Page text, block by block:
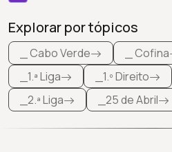
Explorar por tópicos
_ Cabo Verde _ Cofina
_1.ª Liga
_1.º Direito
_2.ª Liga
_25 de Abril